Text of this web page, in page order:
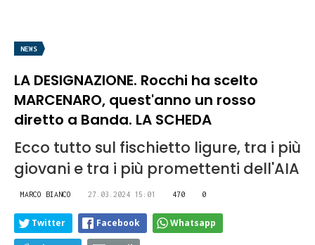
NEWS
LA DESIGNAZIONE. Rocchi ha scelto
MARCENARO, quest'anno un rosso
diretto a Banda. LA SCHEDA
Ecco tutto sul fischietto ligure, tra i più
giovani e tra i più promettenti dell'AIA
MARCO BIANCO 27.03.2024 15:01 470 0
Twitter Facebook Whatsapp